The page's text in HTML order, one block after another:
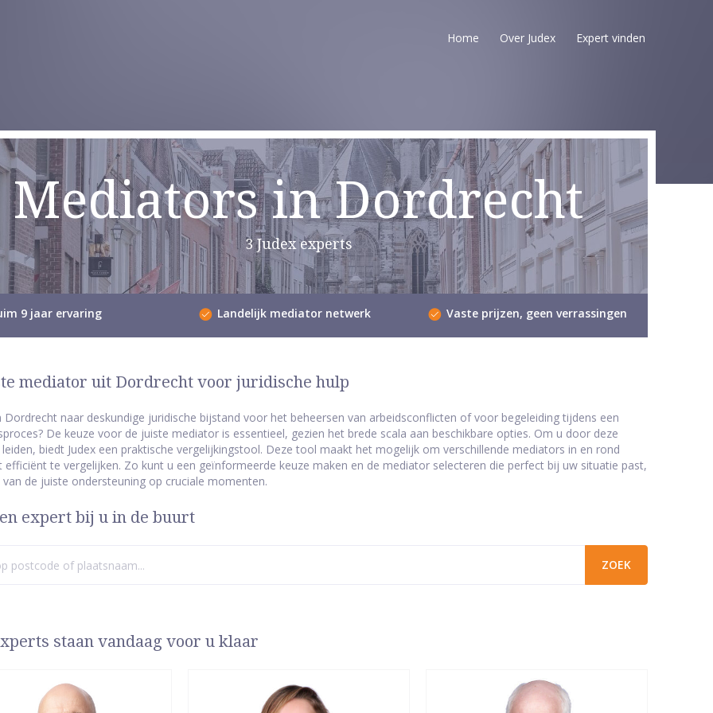
Home Over Judex Expert vinden
Mediators in Dordrecht
3 Judex experts
9 jaar ervaring Landelijk mediator netwerk Vaste prijzen, geen verrassingen
mediator uit Dordrecht voor juridische hulp
Dordrecht naar deskundige juridische bijstand voor het beheersen van arbeidsconflicten of voor begeleiding tijdens een
De keuze voor de juiste mediator is essentieel, gezien het brede scala aan beschikbare opties. Om u door deze
biedt Judex een praktische vergelijkingstool. Deze tool maakt het mogelijk om verschillende mediators in en rond
efficiënt te vergelijken. Zo kunt u een geïnformeerde keuze maken en de mediator selecteren die perfect bij uw situatie past,
van de juiste ondersteuning op cruciale momenten.
expert bij u in de buurt
staan vandaag voor u klaar